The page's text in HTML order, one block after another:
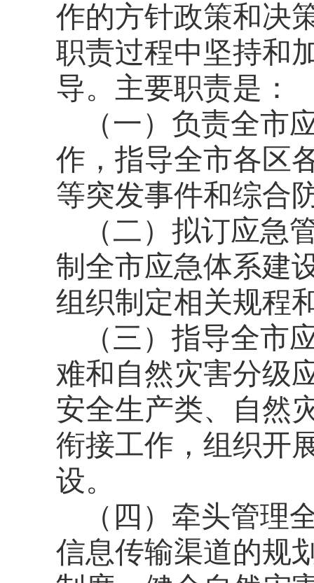
作的方针政策和决
职责过程中坚持和
导。主要职责是：
（一）负责全市
作，指导全市各区
等突发事件和综合
（二）拟订应急
制全市应急体系建
组织制定相关规程
（三）指导全市
难和自然灾害分级
安全生产类、自然
衔接工作，组织开
设。
（四）牵头管理
信息传输渠道的规